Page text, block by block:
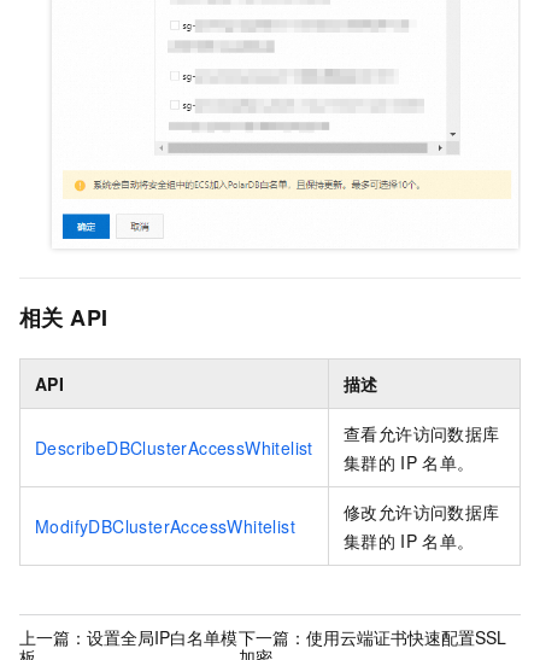
相关 API
API 描述
DescribeDBClusterAccessWhitelist
查看允许访问数据库
集群的 IP 名单。
ModifyDBClusterAccessWhitelist
修改允许访问数据库
集群的 IP 名单。
上一篇： 设置全局IP白名单模下一篇：使用云端证书快速配置SSL